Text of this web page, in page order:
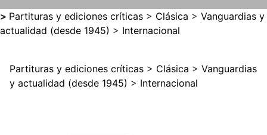
> Partituras y ediciones críticas > Clásica > Vanguardias y
actualidad (desde 1945) > Internacional
Partituras y ediciones críticas > Clásica > Vanguardias
y actualidad (desde 1945) > Internacional